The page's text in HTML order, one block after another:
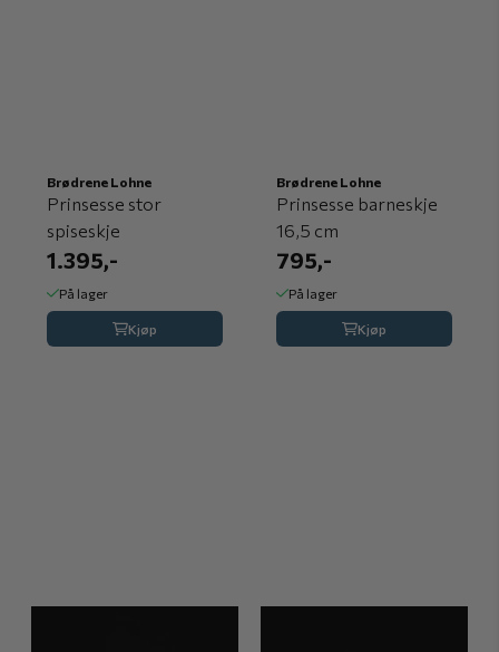
Brødrene Lohne
Prinsesse stor
spiseskje
1.395,-
På lager
Kjøp
Brødrene Lohne
Prinsesse barneskje
16,5 cm
795,-
På lager
Kjøp